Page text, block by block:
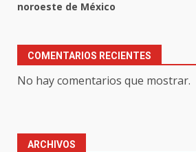
noroeste de México
COMENTARIOS RECIENTES
No hay comentarios que mostrar.
ARCHIVOS